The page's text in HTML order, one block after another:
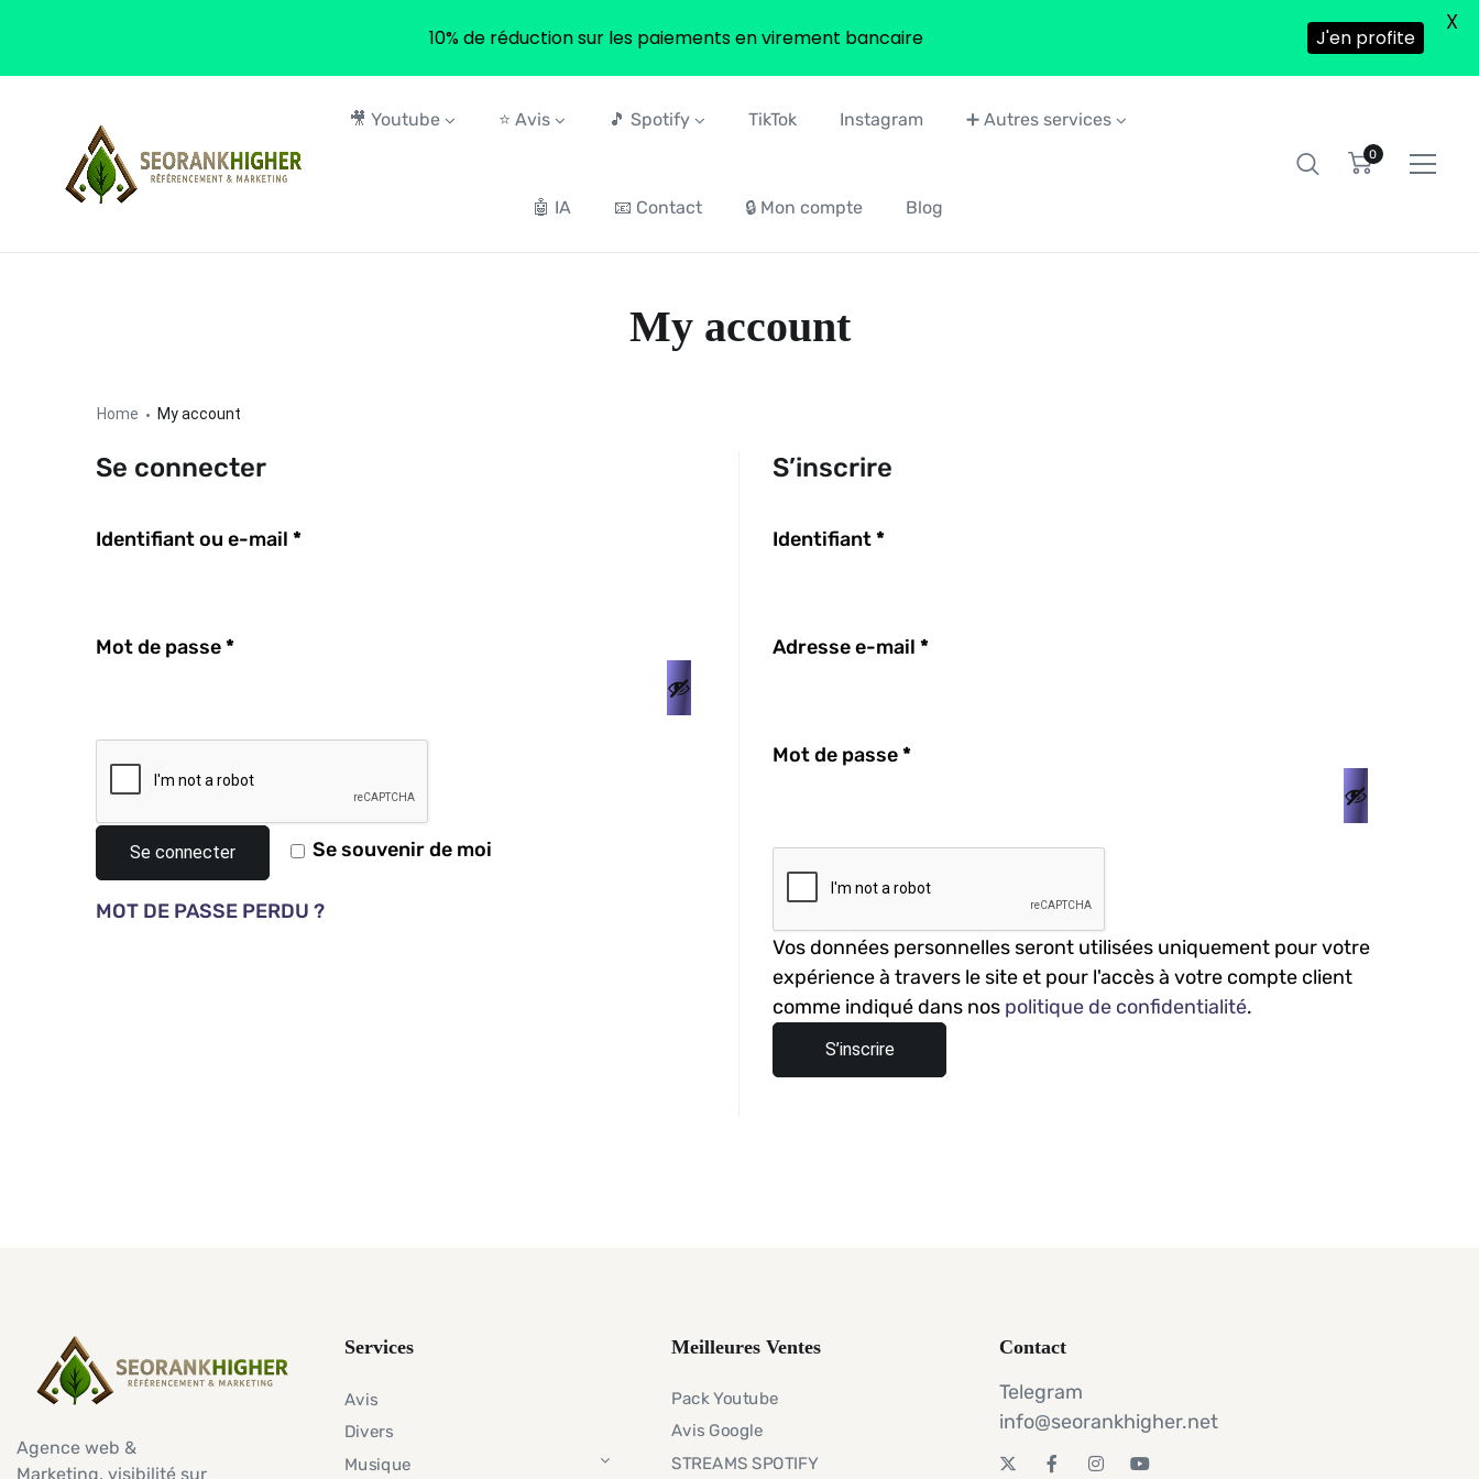
🎥 Youtube ⭐ Avis 🎵 Spotify TikTok Instagram ➕ Autres services
🤖 IA 📧 Contact 🔒 Mon compte Blog
0
My account
Home My account
Se connecter
Identifiant ou e-mail *
Mot de passe*
Se souvenir de moi
Se connecter
MOT DE PASSE PERDU ?
S’inscrire
Identifiant*
Adresse e-mail *
Mot de passe*
Vos données personnelles seront utilisées uniquement pour votre
expérience à travers le site et pour l'accès à votre compte client
comme indiqué dans nos politique de confidentialité.
S’inscrire
Agence web &
Marketing, visibilité sur
Services
Avis
Divers
Musique
Meilleures Ventes
Pack Youtube
Avis Google
STREAMS SPOTIFY
Contact
Telegram
info@seorankhigher.net
10% de réduction sur les paiements en virement bancaire J'en profite
X